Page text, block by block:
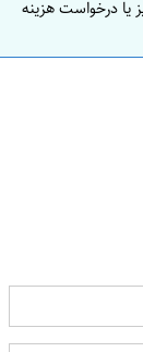
یا درخواست هزینه